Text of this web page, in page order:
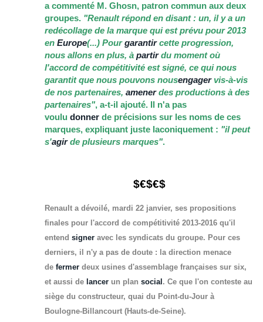
a commenté M. Ghosn, patron commun aux deux
groupes. "Renault répond en disant : un, il y a un
redécollage de la marque qui est prévu pour 2013
en Europe(...) Pourgarantircette progression,
nous allons en plus, à partirdu moment où
l'accord de compétitivité est signé, ce qui nous
garantit que nous pouvons nousengagervis-à-vis
de nos partenaires, amenerdes productions à des
partenaires", a-t-il ajouté. Il n'a pas
voulu donner de précisions sur les noms de ces
marques, expliquant juste laconiquement : "il peut
s'agirde plusieurs marques".
$€$€$
Renault a dévoilé, mardi 22 janvier, ses propositions
finales pour l'accord de compétitivité 2013-2016 qu'il
entend signer avec les syndicats du groupe. Pour ces
derniers, il n'y a pas de doute : la direction menace
de fermer deux usines d'assemblage françaises sur six,
et aussi de lancer un plan social . Ce que l'on conteste au
siège du constructeur, quai du Point-du-Jour à
Boulogne-Billancourt (Hauts-de-Seine).